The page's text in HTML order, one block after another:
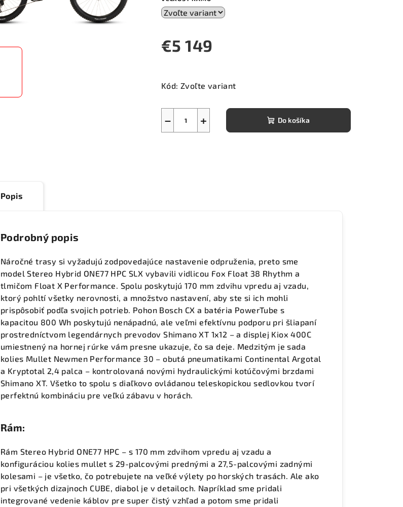
€5 149
cena:
Kód: Zvoľte variant
+
− Do košíka
Popis
Podrobný popis
Náročné trasy si vyžadujú zodpovedajúce nastavenie odpruženia, preto sme
model Stereo Hybrid ONE77 HPC SLX vybavili vidlicou Fox Float 38 Rhythm a
tlmičom Float X Performance. Spolu poskytujú 170 mm zdvihu vpredu aj vzadu,
ktorý pohltí všetky nerovnosti, a množstvo nastavení, aby ste si ich mohli
prispôsobiť podľa svojich potrieb. Pohon Bosch CX a batéria PowerTube s
kapacitou 800 Wh poskytujú nenápadnú, ale veľmi efektívnu podporu pri šliapaní
prostredníctvom legendárnych prevodov Shimano XT 1x12 – a displej Kiox 400C
umiestnený na hornej rúrke vám presne ukazuje, čo sa deje. Medzitým je sada
kolies Mullet Newmen Performance 30 – obutá pneumatikami Continental Argotal
a Kryptotal 2,4 palca – kontrolovaná novými hydraulickými kotúčovými brzdami
Shimano XT. Všetko to spolu s diaľkovo ovládanou teleskopickou sedlovkou tvorí
perfektnú kombináciu pre veľkú zábavu v horách.
Rám:
Rám Stereo Hybrid ONE77 HPC – s 170 mm zdvihom vpredu aj vzadu a
konfiguráciou kolies mullet s 29-palcovými prednými a 27,5-palcovými zadnými
kolesami – je všetko, čo potrebujete na veľké výlety po horských trasách. Ale ako
pri všetkých dizajnoch CUBE, diabol je v detailoch. Napríklad sme pridali
integrované vedenie káblov pre super čistý vzhľad a potom sme pridali